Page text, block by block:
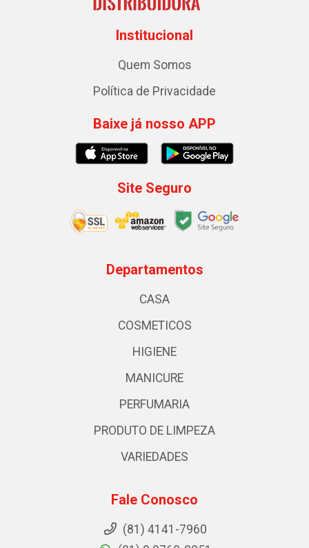
Institucional
Quem Somos
Política de Privacidade
Baixe já nosso APP
Site Seguro
Departamentos
CASA
COSMETICOS
HIGIENE
MANICURE
PERFUMARIA
PRODUTO DE LIMPEZA
VARIEDADES
Fale Conosco
(81) 4141-7960